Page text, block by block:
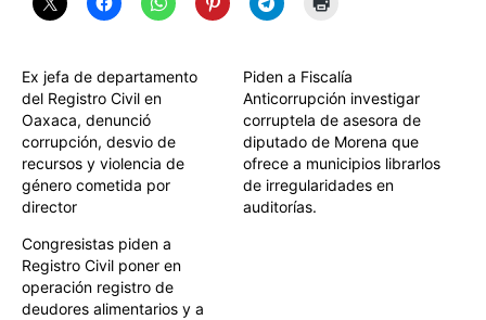
Ex jefa de departamento
del Registro Civil en
Oaxaca, denunció
corrupción, desvio de
recursos y violencia de
género cometida por
director
Piden a Fiscalía
Anticorrupción investigar
corruptela de asesora de
diputado de Morena que
ofrece a municipios librarlos
de irregularidades en
auditorías.
Congresistas piden a
Registro Civil poner en
operación registro de
deudores alimentarios y a